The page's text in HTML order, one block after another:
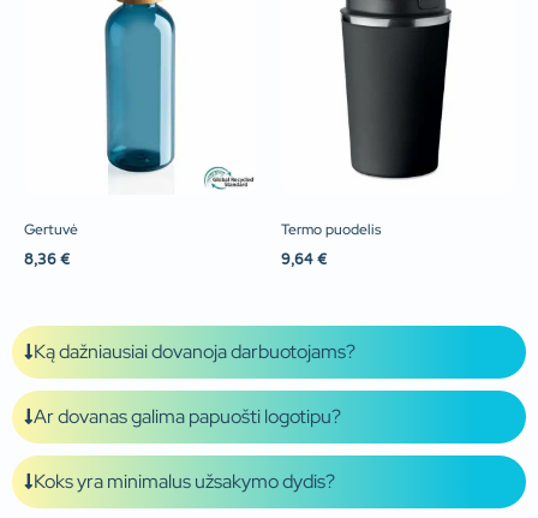
Gertuvė
8,36 €
Termo puodelis
9,64 €
Ką dažniausiai dovanoja darbuotojams?
Ar dovanas galima papuošti logotipu?
Koks yra minimalus užsakymo dydis?